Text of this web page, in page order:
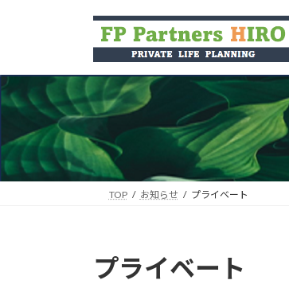
ツ
へ
キ
ッ
プ
シ
ョ
に
移
動
TOP お知らせ プライベート
プライベート